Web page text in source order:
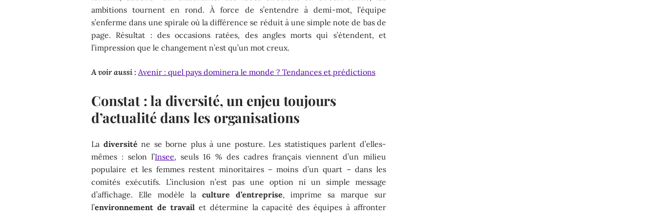
ambitions tournent en rond. À force de s’entendre à demi-mot, l’équipe
s’enferme dans une spirale où la différence se réduit à une simple note de bas de
page. Résultat : des occasions ratées, des angles morts qui s’étendent, et
l’impression que le changement n’est qu’un mot creux.
A voir aussi : Avenir : quel pays dominera le monde ? Tendances et prédictions
Constat : la diversité, un enjeu toujours
d’actualité dans les organisations
La diversité ne se borne plus à une posture. Les statistiques parlent d’elles-
mêmes : selon l’Insee, seuls 16 % des cadres français viennent d’un milieu
populaire et les femmes restent minoritaires – moins d’un quart – dans les
comités exécutifs. L’inclusion n’est pas une option ni un simple message
d’affichage. Elle modèle laculture d’entreprise, imprime sa marque sur
l’environnement de travailet détermine la capacité des équipes à affronter